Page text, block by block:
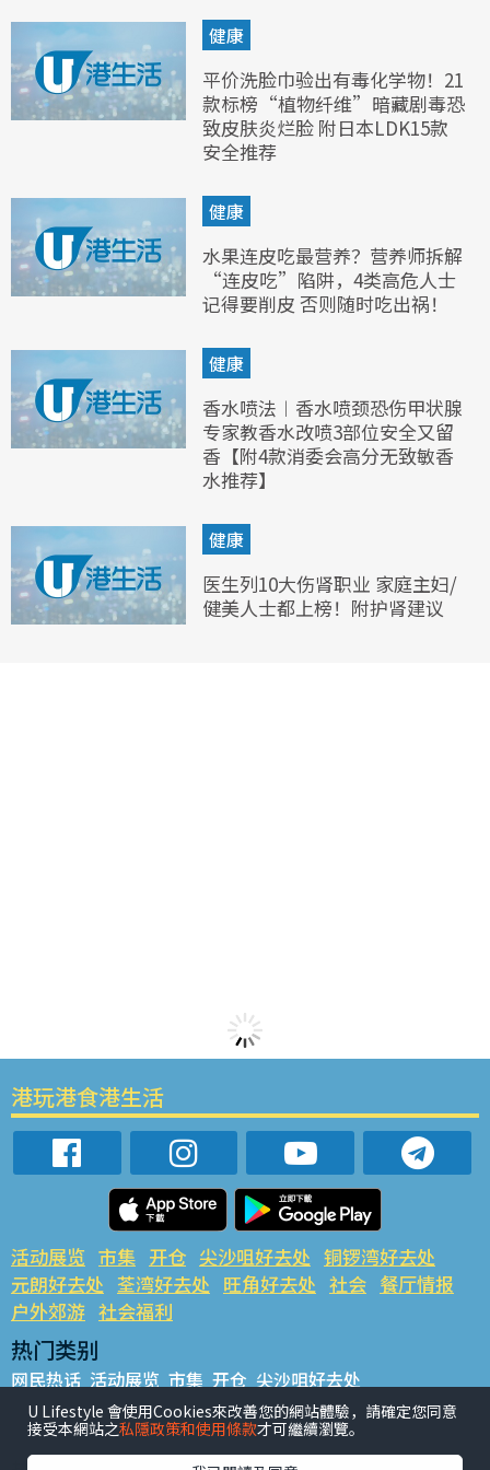
健康
平价洗脸巾验出有毒化学物！21
款标榜“植物纤维”暗藏剧毒恐
致皮肤炎烂脸 附日本LDK15款
安全推荐
健康
水果连皮吃最营养？营养师拆解
“连皮吃”陷阱，4类高危人士
记得要削皮 否则随时吃出祸！
健康
香水喷法︱香水喷颈恐伤甲状腺
专家教香水改喷3部位安全又留
香【附4款消委会高分无致敏香
水推荐】
健康
医生列10大伤肾职业 家庭主妇/
健美人士都上榜！附护肾建议
港玩港食港生活
活动展览 市集 开仓 尖沙咀好去处 铜锣湾好去处
元朗好去处 荃湾好去处 旺角好去处 社会 餐厅情报
户外郊游 社会福利
热门类别
网民热话 活动展览 市集 开仓 尖沙咀好去处
铜锣湾好去处 元朗好去处 荃湾好去处 旺角好去处 社会
餐厅情报 户外郊游
U Lifestyle 會使用Cookies來改善您的網站體驗，請確定您同意
接受本網站之私隱政策和使用條款才可繼續瀏覽。